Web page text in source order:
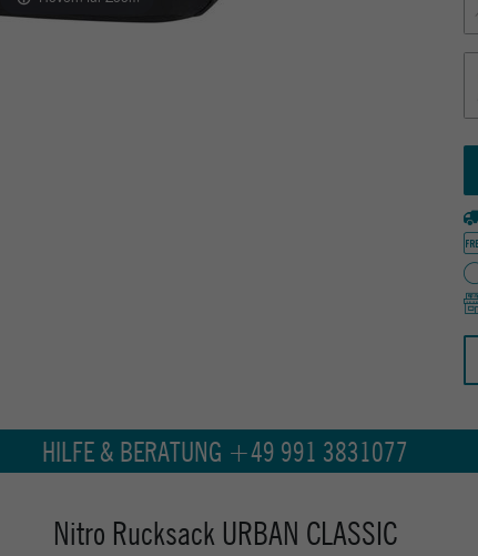
HILFE & BERATUNG +49 991 3831077
Nitro Rucksack URBAN CLASSIC